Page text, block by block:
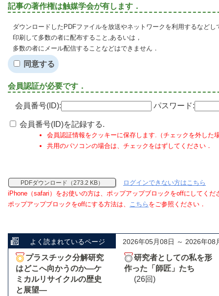
記事の著作権は触媒学会が有します．
ダウンロードしたPDFファイルを放送やネットワークを利用するなど
印刷して多数の者に配布すること,あるいは，
多数の者にメール配信することなどはできません．
同意する
会員認証が必要です．
会員番号(ID): パスワード:
会員番号(ID)を記録する.
会員認証情報をクッキーに保存します.（チェックを外した
共用のパソコンの場合は、チェックをはずしてください．
PDFダウンロード（273.2 KB）
ログインできない方はこちら
iPhone（safari）をお使いの方は、ポップアップブロックをoffにしてくだ
ポップアップブロックをoffにする方法は、 こちら をご参照ください．
よく読まれているページ 2026年05月08日 ～ 2026年08
プラスチック分解研究
はどこへ向かうのか―ケ
ミカルリサイクルの歴史
と展望―
研究者としての私を形
作った「師匠」たち
(26回)